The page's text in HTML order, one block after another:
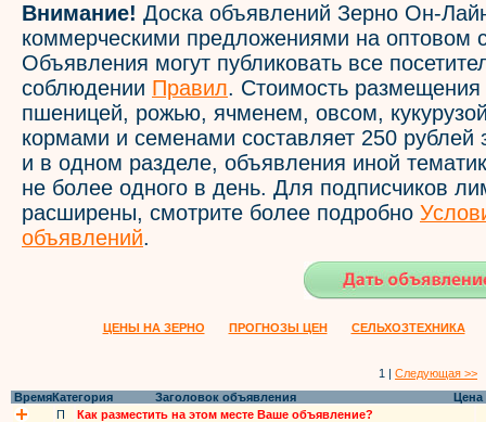
Внимание! Доска объявлений Зерно Он-
коммерческими предложениями на оптовом
Объявления могут публиковать все
соблюдении Правил. Стоимость
пшеницей, рожью, ячменем, овсом,
кормами и семенами составляет 250 рублей
и в одном разделе, объявления иной
не более одного в день. Для подписчиков
расширены, смотрите более подробно
объявлений.
ЦЕНЫ НА ЗЕРНО ПРОГНОЗЫ ЦЕН СЕЛЬХОЗТЕХНИКА
1 | Следующая >>
ВремяКатегория Заголовок объявления
Цена
П
Как разместить на этом месте Ваше объявление?